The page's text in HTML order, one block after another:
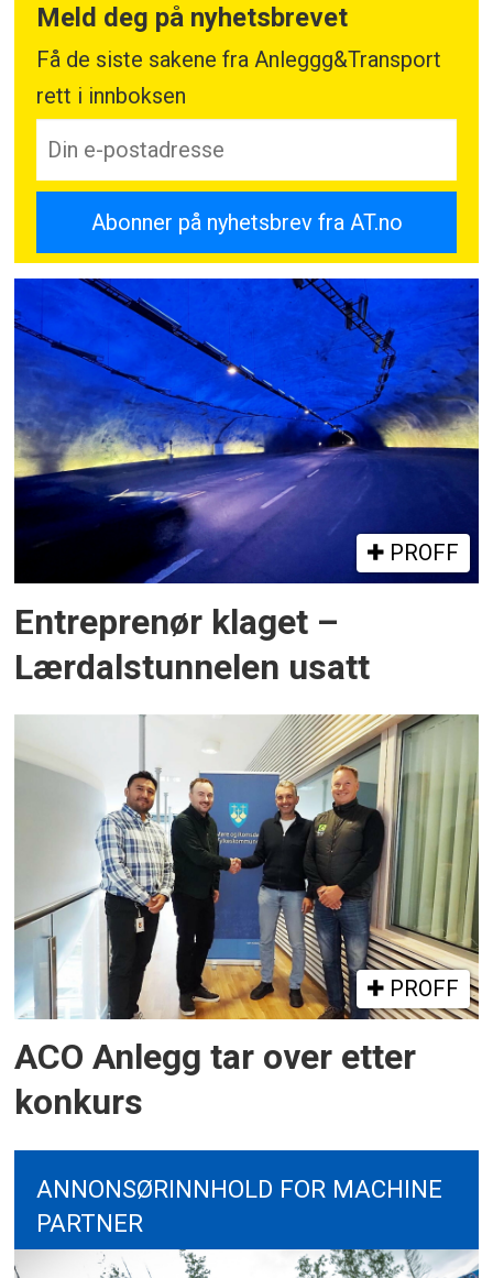
Meld deg på nyhetsbrevet
Få de siste sakene fra Anleggg&Transport
rett i innboksen
PROFF
Entreprenør klaget –
Lærdalstunnelen usatt
PROFF
ACO Anlegg tar over etter
konkurs
ANNONSØRINNHOLD FOR MACHINE
PARTNER